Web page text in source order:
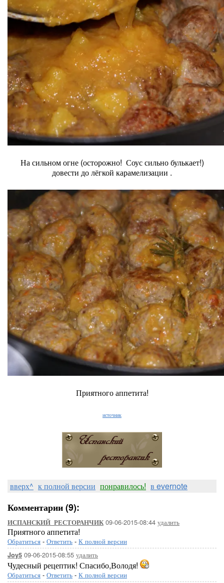
На сильном огне (осторожно! Соус сильно булькает!)
довести до лёгкой карамелизации .
Приятного аппетита!
источник
вверх^ к полной версии понравилось! в evernote
Комментарии (9):
ИСПАНСКИЙ_РЕСТОРАНЧИК09-06-2015-08:44 удалить
Приятного аппетита!
Обратиться - Ответить - К полной версии
Joy5 09-06-2015-08:55 удалить
Чудесный рецептик! Спасибо,Володя!
Обратиться - Ответить - К полной версии